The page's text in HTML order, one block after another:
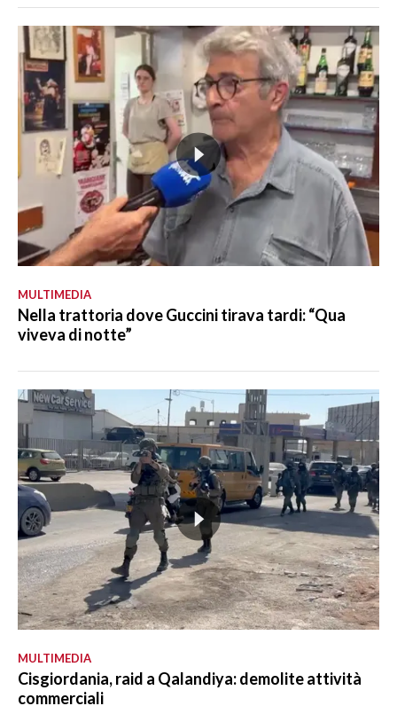
MULTIMEDIA
Nella trattoria dove Guccini tirava tardi: “Qua
viveva di notte”
MULTIMEDIA
Cisgiordania, raid a Qalandiya: demolite attività
commerciali